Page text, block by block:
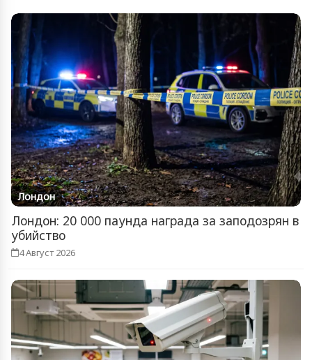
Лондон
Лондон: 20 000 паунда награда за заподозрян в
убийство
4 Август 2026